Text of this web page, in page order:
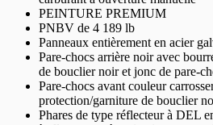
PEINTURE PREMIUM
PNBV de 4 189 lb
Panneaux entièrement en acier
Pare-chocs arrière noir avec
de bouclier noir et jonc de pare-
Pare-chocs avant couleur
protection/garniture de bouclier
Phares de type réflecteur à DEL